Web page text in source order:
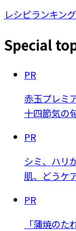
レシピランキング
Special
PR
赤玉プレミ
十四節気の
PR
シミ、ハリ
肌、どうケ
PR
「蒲焼の